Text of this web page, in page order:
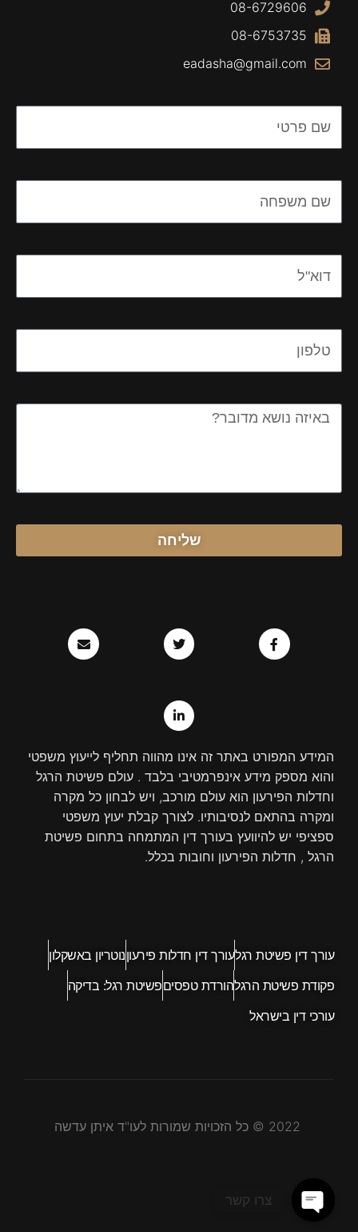
08-6729606
08-6753735
eadasha@gmail.com
Message
שליחה
F
a
c
f
T
w
i
e
r
E
n
v
L
i
n
d
i
n
i
n
המידע המפורט באתר זה אינו מהווה תחליף לייעוץ משפטי
והוא מספק מידע אינפרמטיבי בלבד . עולם פשיטת הרגל
וחדלות הפירעון הוא עולם מורכב, ויש לבחון כל מקרה
ומקרה בהתאם לנסיבותיו. לצורך קבלת יעוץ משפטי
ספציפי יש להיוועץ בעורך דין המתמחה בתחום פשיטת
הרגל , חדלות הפירעון וחובות בכלל.
עורך דין פשיטת רגלעורך דין חדלות פירעוןנוטריון באשקלון
פקודת פשיטת הרגלהורדת טפסיםפשיטת רגל: בדיקה
עורכי דין בישראל
צרו קשר